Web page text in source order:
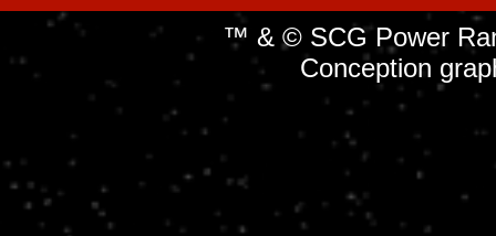
™ & © SCG Power
Conception